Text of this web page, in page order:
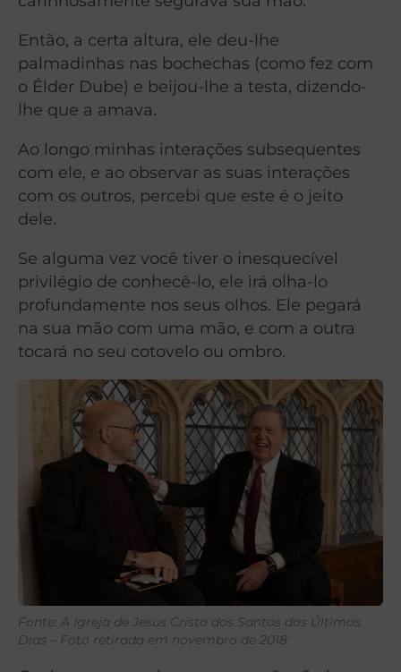
Então, a certa altura, ele deu-lhe
palmadinhas nas bochechas (como fez com
o Élder Dube) e beijou-lhe a testa, dizendo-
lhe que a amava.
Ao longo minhas interações subsequentes
com ele, e ao observar as suas interações
com os outros, percebi que este é o jeito
dele.
Se alguma vez você tiver o inesquecível
privilégio de conhecê-lo, ele irá olha-lo
profundamente nos seus olhos. Ele pegará
na sua mão com uma mão, e com a outra
tocará no seu cotovelo ou ombro.
Fonte: A Igreja de Jesus Cristo dos Santos dos Últimos
Dias – Foto retirada em novembro de 2018.